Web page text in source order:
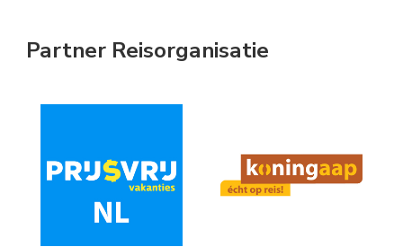
Partner Reisorganisatie